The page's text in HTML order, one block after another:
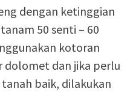
dengan ketinggian
50 senti – 60
kotoran
dolomet dan jika perlu
baik, dilakukan